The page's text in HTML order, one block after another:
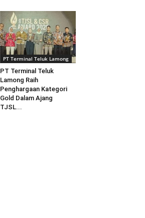
PT Terminal Teluk Lamong
PT Terminal Teluk
Lamong Raih
Penghargaan Kategori
Gold Dalam Ajang
TJSL...